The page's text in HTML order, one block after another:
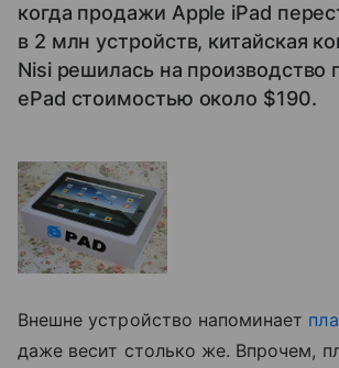
когда продажи Apple iPad
в 2 млн устройств, китайская
Nisi решилась на производство
ePad стоимостью около $190.
Внешне устройство напоминает
даже весит столько же. Впрочем,